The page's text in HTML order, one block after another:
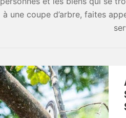
à une coupe d’arbre, faites